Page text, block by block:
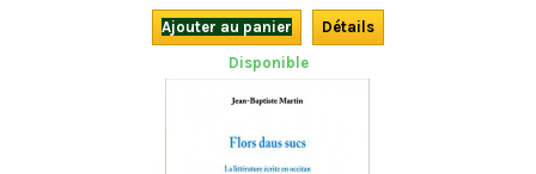
Ajouter au panier
Détails
Disponible